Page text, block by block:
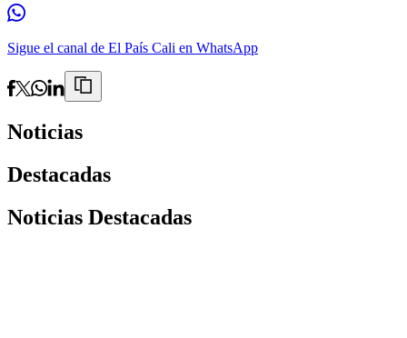
Sigue el canal de El País Cali en WhatsApp
Noticias
Destacadas
Noticias Destacadas